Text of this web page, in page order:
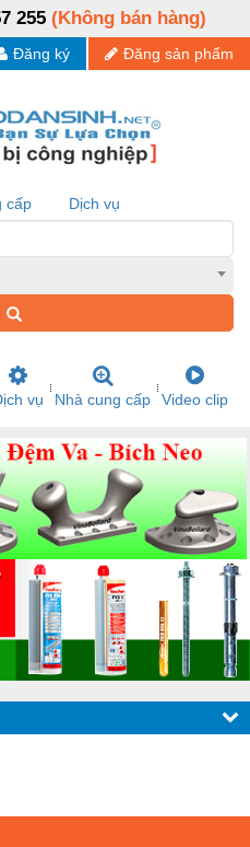
255 (Không bán hàng)
Đăng sản phẩm
Đăng ký
cấp Dịch vụ
vụ Nhà cung cấp Video clip